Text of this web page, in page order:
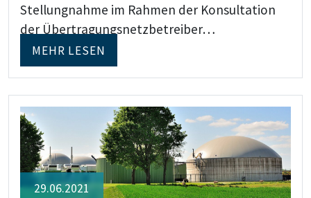
Stellungnahme im Rahmen der Konsultation
der Übertragungsnetzbetreiber…
MEHR LESEN
29.06.2021